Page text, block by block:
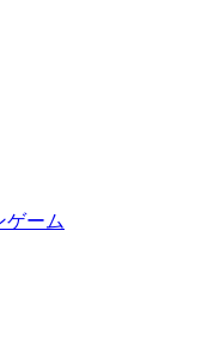
ゲーム